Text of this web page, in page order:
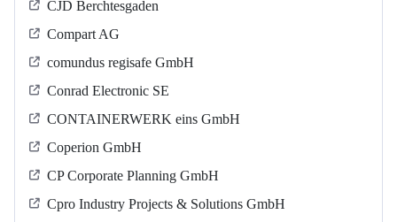
CJD Berchtesgaden
Compart AG
comundus regisafe GmbH
Conrad Electronic SE
CONTAINERWERK eins GmbH
Coperion GmbH
CP Corporate Planning GmbH
Cpro Industry Projects & Solutions GmbH